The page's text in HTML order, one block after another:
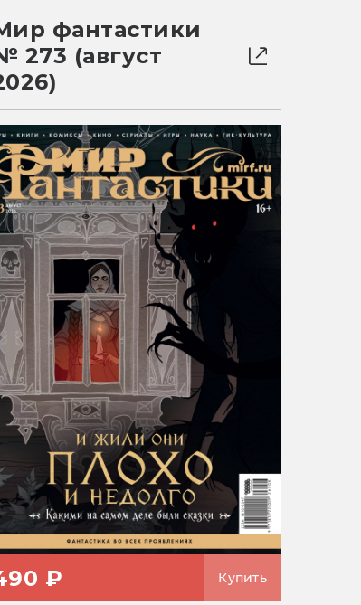
фантастики
273 (август
₽ Купить